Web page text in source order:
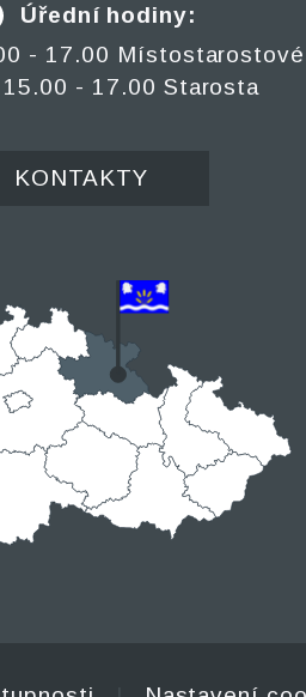
Úřední hodiny:
- 17.00 Místostarostové
- 17.00 Starosta
KONTAKTY